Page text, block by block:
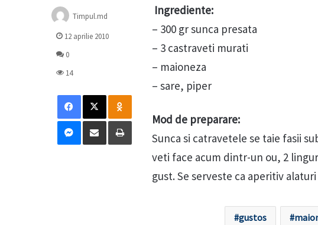
Ingrediente:
– 300 gr sunca presata
– 3 castraveti murati
– maioneza
– sare, piper
Mod de preparare:
Sunca si catravetele se taie fasii
veti face acum dintr-un ou, 2
gust. Se serveste ca aperitiv
gustos
Timpul.md
12 aprilie 2010
0
14
Facebook
X Odnoklassniki
Messenger
Distribuie prin mail Tipărește